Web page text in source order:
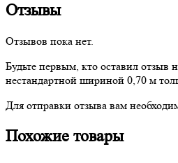
Отзывы
Отзывов пока нет.
Будьте первым, кто оставил отзыв
нестандартной шириной 0,70 м
Для отправки отзыва вам
Похожие товары